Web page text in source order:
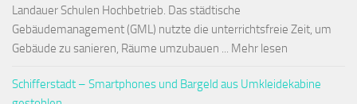
Landauer Schulen Hochbetrieb. Das städtische
Gebäudemanagement (GML) nutzte die unterrichtsfreie Zeit, um
Gebäude zu sanieren, Räume umzubauen ... Mehr lesen
Schifferstadt – Smartphones und Bargeld aus Umkleidekabine